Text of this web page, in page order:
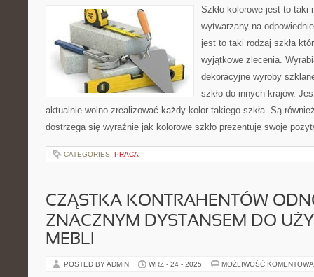
Szkło kolorowe jest to taki
wytwarzany na
jest to taki rodzaj szkła
wyjątkowe zlecenia.
dekoracyjne wyroby
szkło do innych krajów.
aktualnie wolno zrealizować każdy kolor takiego szkła. Są
dostrzega się wyraźnie jak kolorowe szkło prezentuje swoje
CATEGORIES: PRACA
CZĄSTKA KONTRAHENTÓW
ZNACZNYM DYSTANSEM DO
MEBLI
POSTED BY ADMIN WRZ - 24 - 2025 MOŻLIWOŚĆ